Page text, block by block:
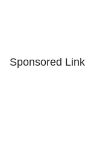
Sponsored Link